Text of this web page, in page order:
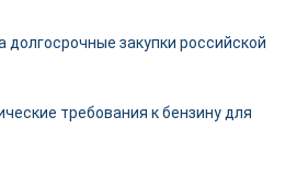
долгосрочные закупки российской
требования к бензину для